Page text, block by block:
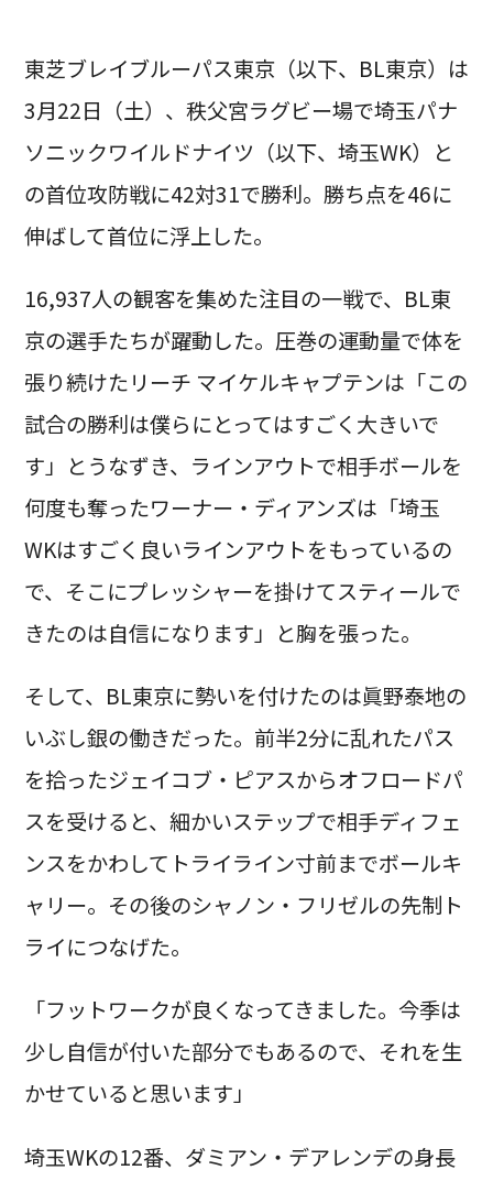
東芝ブレイブルーパス東京（以下、BL東京）は
3月22日（土）、秩父宮ラグビー場で埼玉パナ
ソニックワイルドナイツ（以下、埼玉WK）と
の首位攻防戦に42対31で勝利。勝ち点を46に
伸ばして首位に浮上した。
16,937人の観客を集めた注目の一戦で、BL東
京の選手たちが躍動した。圧巻の運動量で体を
張り続けたリーチ マイケルキャプテンは「この
試合の勝利は僕らにとってはすごく大きいで
す」とうなずき、ラインアウトで相手ボールを
何度も奪ったワーナー・ディアンズは「埼玉
WKはすごく良いラインアウトをもっているの
で、そこにプレッシャーを掛けてスティールで
きたのは自信になります」と胸を張った。
そして、BL東京に勢いを付けたのは眞野泰地の
いぶし銀の働きだった。前半2分に乱れたパス
を拾ったジェイコブ・ピアスからオフロードパ
スを受けると、細かいステップで相手ディフェ
ンスをかわしてトライライン寸前までボールキ
ャリー。その後のシャノン・フリゼルの先制ト
ライにつなげた。
「フットワークが良くなってきました。今季は
少し自信が付いた部分でもあるので、それを生
かせていると思います」
埼玉WKの12番、ダミアン・デアレンデの身長